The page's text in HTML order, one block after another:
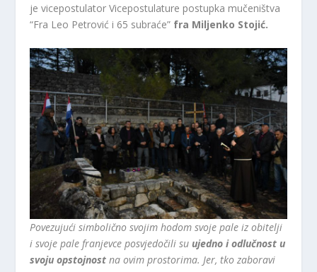
je vicepostulator Vicepostulature postupka mučeništva
“Fra Leo Petrović i 65 subraće” fra Miljenko Stojić.
Povezujući simbolično svojim hodom svoje pale iz obitelji
i svoje pale franjevce posvjedočili su ujedno i odlučnost u
svoju opstojnost na ovim prostorima. Jer, tko zaboravi